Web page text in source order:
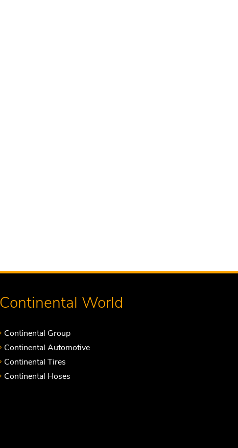
Continental World
Continental Group
Continental Automotive
Continental Tires
Continental Hoses